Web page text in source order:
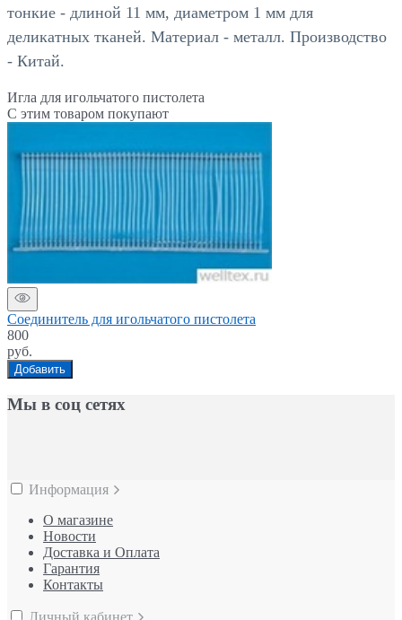
тонкие - длиной 11 мм, диаметром 1 мм для
деликатных тканей. Материал - металл. Производство
- Китай.
Игла для игольчатого пистолета
С этим товаром покупают
Соединитель для игольчатого пистолета
800
руб.
Добавить
Мы в соц сетях
Информация
О магазине
Новости
Доставка и Оплата
Гарантия
Контакты